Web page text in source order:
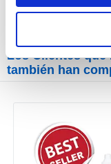
Los Clientes que
también han